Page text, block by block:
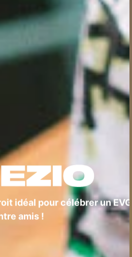
idéal pour célébrer un EVG
amis !